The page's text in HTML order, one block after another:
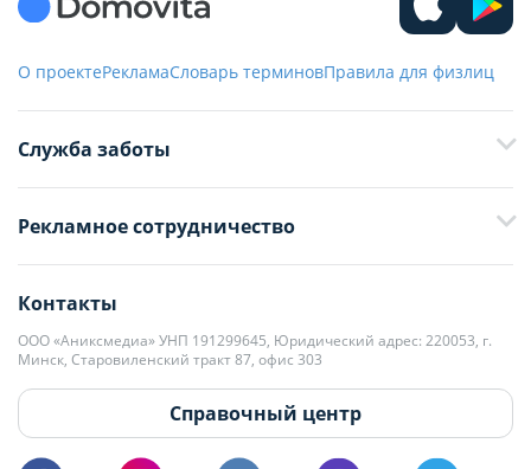
О проектеРекламаСловарь терминовПравила для физлиц
Служба заботы
+375 33 376-13-70
editor@domovita.by
Мы принимаем звонки и отвечаем на письма в будние дни с 9:00 до
18:00.
Рекламное сотрудничество
kb@domovita.by
+375 29 179-11-28 Владислав Гладченко
vg@domovita.by
Пишите и звоните нам в будние дни с 8:00 до 20:00.
Контакты
ООО «Аниксмедиа» УНП 191299645, Юридический адрес: 220053, г.
Минск, Старовиленский тракт 87, офис 303
Справочный центр